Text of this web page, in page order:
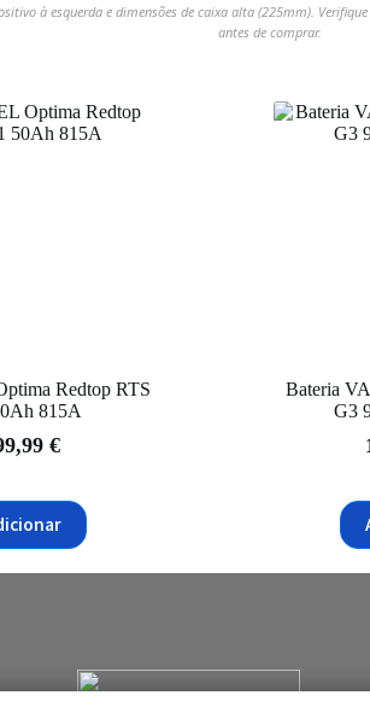
à esquerda e dimensões de caixa alta (225mm).
antes de comprar.
Redtop RTS
815A
€
Bateria
G3